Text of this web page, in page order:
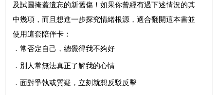
及試圖掩蓋遺忘的新舊傷！如果你曾經有過下述情況的其
中幾項，而且想進一步探究情緒根源，適合翻開這本書並
使用這套陪伴卡：
．常否定自己，總覺得我不夠好
．別人常無法真正了解我的心情
．面對爭執或質疑，立刻就想反駁反擊